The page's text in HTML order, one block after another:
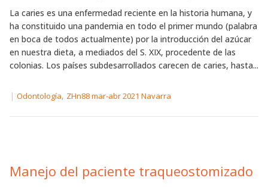
La caries es una enfermedad reciente en la historia humana, y
ha constituido una pandemia en todo el primer mundo (palabra
en boca de todos actualmente) por la introducción del azúcar
en nuestra dieta, a mediados del S. XIX, procedente de las
colonias. Los países subdesarrollados carecen de caries, hasta...
| Odontología, ZHn88 mar-abr 2021 Navarra
Manejo del paciente traqueostomizado